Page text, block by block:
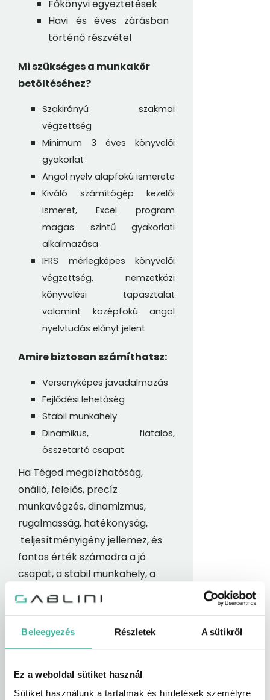
Beleegyezés Részletek A sütikről
Ez a weboldal sütiket használ
Sütiket használunk a tartalmak és hirdetések személyre
Főkönyvi egyeztetések
Havi és éves zárásban
történő részvétel
Mi szükséges a munkakör
betöltéséhez?
Szakirányú szakmai
végzettség
Minimum 3 éves könyvelői
gyakorlat
Angol nyelv alapfokú ismerete
Kiváló számítógép kezelői
ismeret, Excel program
magas szintű gyakorlati
alkalmazása
IFRS mérlegképes könyvelői
végzettség, nemzetközi
könyvelési tapasztalat
valamint középfokú angol
nyelvtudás előnyt jelent
Amire biztosan számíthatsz:
Versenyképes javadalmazás
Fejlődési lehetőség
Stabil munkahely
Dinamikus, fiatalos,
összetartó csapat
Ha Téged megbízhatóság,
önálló, felelős, precíz
munkavégzés, dinamizmus,
rugalmasság, hatékonyság,
teljesítményigény jellemez, és
fontos érték számodra a jó
csapat, a stabil munkahely, a
akkor csatlakozz hozzánk,
jelentkezz a meghirdetett
könyvelő állásra.
Jelentkezem az állásra